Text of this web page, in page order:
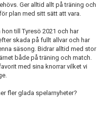
Ger alltid allt på träning och
plan med sitt sätt att vara.
till Tyresö 2021 och har
skada på fullt allvar och har
säsong. Bidrar alltid med stor
både på träning och match.
med sina knorrar vilket vi
fler glada spelarnyheter?